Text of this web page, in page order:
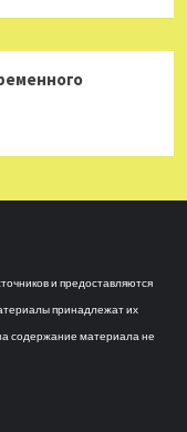
и предоставляются
принадлежат их
содержание материала не